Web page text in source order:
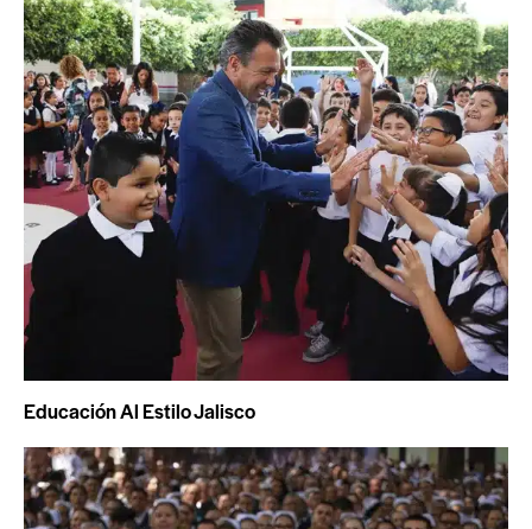
Educación Al Estilo Jalisco